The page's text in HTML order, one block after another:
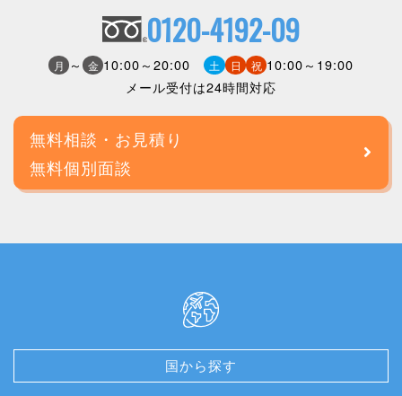
0120-4192-09
月 ～ 金 10:00～20:00 土 日 祝 10:00～19:00
メール受付は24時間対応
無料相談・お見積り
無料個別面談
国から探す